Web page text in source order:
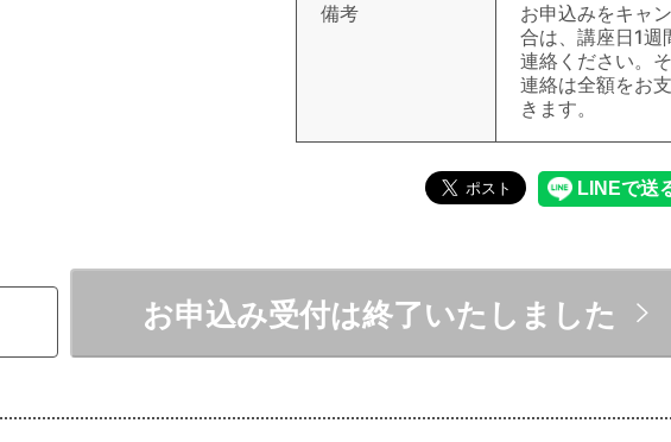
備考
お申込みをキャ
合は、講座日1週
連絡ください。
連絡は全額をお
きます。
お申込み受付は終了いたしました